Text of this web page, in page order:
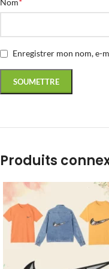
Nom
Enregistrer mon nom, e-
Produits